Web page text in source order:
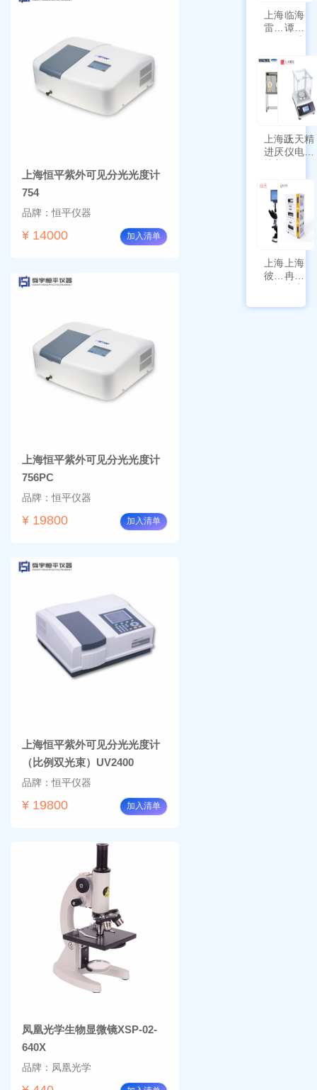
上海恒平紫外可见分光光度计
754
品牌：恒平仪器
¥ 14000 加入清单
上海恒平紫外可见分光光度计
756PC
品牌：恒平仪器
¥ 19800 加入清单
上海恒平紫外可见分光光度计
（比例双光束）UV2400
品牌：恒平仪器
¥ 19800 加入清单
凤凰光学生物显微镜XSP-02-
640X
品牌：凤凰光学
上海
雷磁
符合
新国
标带
功能
临海
谭氏
干式
泵
SPL-
10
上海跃
进厌氧
培养箱
III-T
上天精
仪电子
带审计
追踪功
能
上海
彼爱
姆视
上海
冉绘
大容